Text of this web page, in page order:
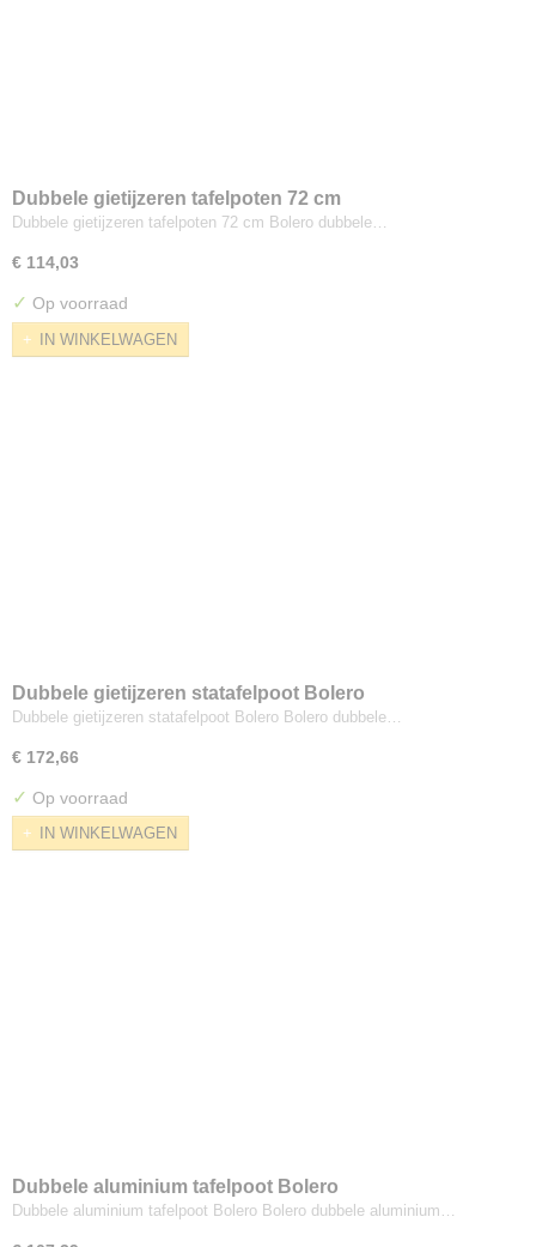
Dubbele gietijzeren tafelpoten 72 cm
Dubbele gietijzeren tafelpoten 72 cm Bolero dubbele…
€ 114,03
✓ Op voorraad
IN WINKELWAGEN
Dubbele gietijzeren statafelpoot Bolero
Dubbele gietijzeren statafelpoot Bolero Bolero dubbele…
€ 172,66
✓ Op voorraad
IN WINKELWAGEN
Dubbele aluminium tafelpoot Bolero
Dubbele aluminium tafelpoot Bolero Bolero dubbele aluminium…